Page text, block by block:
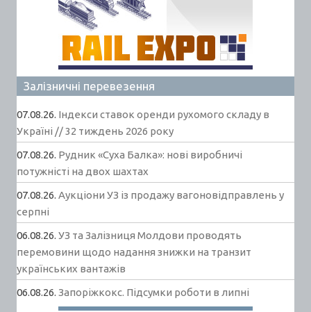
Залізничні перевезення
07.08.26. Індекси ставок оренди рухомого складу в
Україні // 32 тиждень 2026 року
07.08.26. Рудник «Суха Балка»: нові виробничі
потужністі на двох шахтах
07.08.26. Аукціони УЗ із продажу вагоновідправлень у
серпні
06.08.26. УЗ та Залізниця Молдови проводять
перемовини щодо надання знижки на транзит
українських вантажів
06.08.26. Запоріжкокс. Підсумки роботи в липні